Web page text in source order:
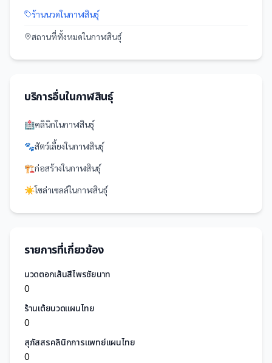
ร้านนวดในกาฬสินธุ์
สถานที่ทั้งหมดในกาฬสินธุ์
บริการอื่นในกาฬสินธุ์
🏥คลินิกในกาฬสินธุ์
🐾สัตว์เลี้ยงในกาฬสินธุ์
🏗️ก่อสร้างในกาฬสินธุ์
☀️โซล่าเซลล์ในกาฬสินธุ์
รายการที่เกี่ยวข้อง
นวดตอกเส้นสีไพรชัยนาท
0
ร้านเต้ยนวดแผนไทย
0
สุภัสสรคลินิกการแพทย์แผนไทย
0